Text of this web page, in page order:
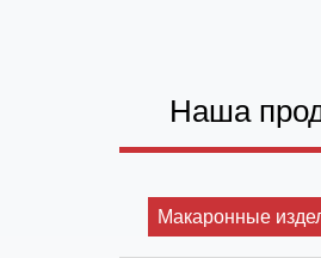
Наша
Макаронные